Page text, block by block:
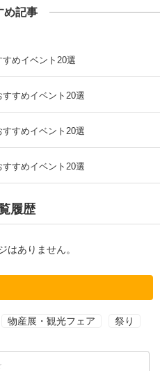
め記事
めイベント20選
すめイベント20選
すめイベント20選
すめイベント20選
履歴
はありません。
物産展・観光フェア 祭り